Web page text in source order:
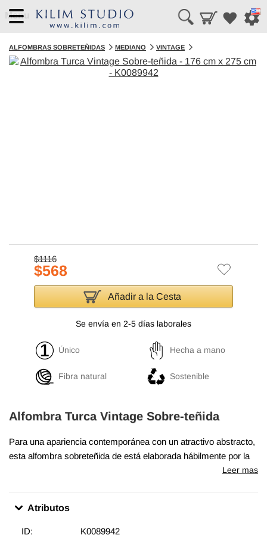
Menu
ALFOMBRAS SOBRETEÑIDAS MEDIANO VINTAGE
$1116
$568
Añadir a la Cesta
Se envía en 2-5 días laborales
Único Hecha a mano
Fibra natural Sostenible
Alfombra Turca Vintage Sobre-teñida
Para una apariencia contemporánea con un atractivo abstracto,
esta alfombra sobreteñida de está elaborada hábilmente por la
revitalización de una alfombra turca vintage auténticamente
cm . El proceso de creación de estas obras de arte comienza
por esquilar para bajar la pila y ayudar a "angustiarlas". Luego
Leer mas
Atributos
ID:
K0089942